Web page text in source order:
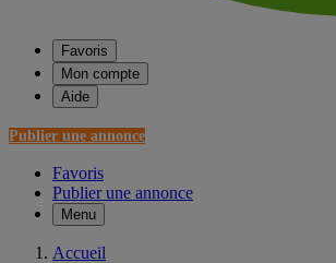
Favoris
Mon compte
Aide
Publier une annonce
Favoris
Publier une annonce
Menu
Accueil